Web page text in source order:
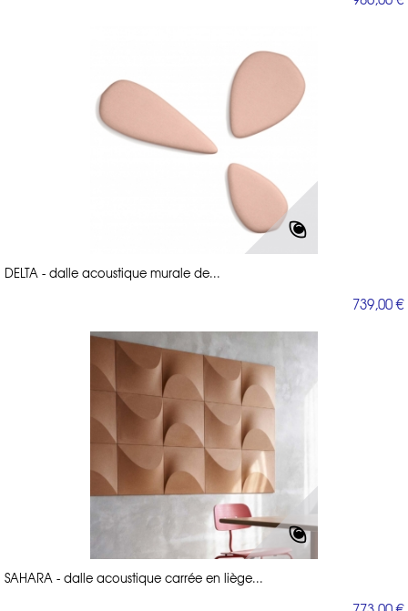
DELTA - dalle acoustique murale de...
739,00 €
SAHARA - dalle acoustique carrée en liège...